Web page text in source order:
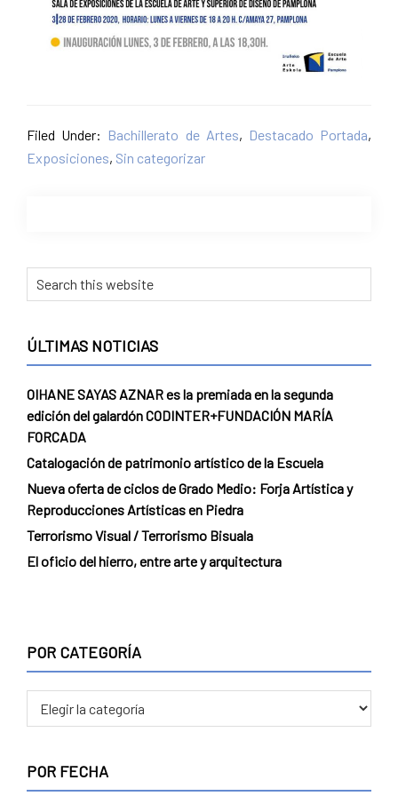
Filed Under: Bachillerato de Artes, Destacado Portada,
Exposiciones, Sin categorizar
ÚLTIMAS NOTICIAS
OIHANE SAYAS AZNAR es la premiada en la segunda
edición del galardón CODINTER+FUNDACIÓN MARÍA
FORCADA
Catalogación de patrimonio artístico de la Escuela
Nueva oferta de ciclos de Grado Medio: Forja Artística y
Reproducciones Artísticas en Piedra
Terrorismo Visual / Terrorismo Bisuala
El oficio del hierro, entre arte y arquitectura
POR CATEGORÍA
POR FECHA